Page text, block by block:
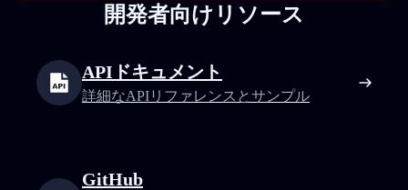
開発者向けリソース
APIドキュメント
詳細なAPIリファレンスとサンプル
GitHub